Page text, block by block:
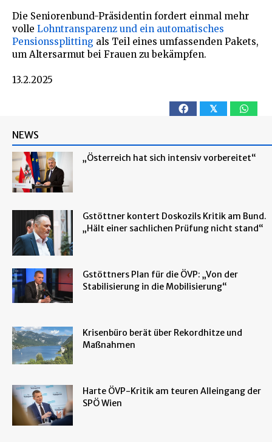
Die Seniorenbund-Präsidentin fordert einmal mehr
volle Lohntransparenz und ein automatisches
Pensionssplitting als Teil eines umfassenden Pakets,
um Altersarmut bei Frauen zu bekämpfen.
13.2.2025
𝕏
NEWS
„Österreich hat sich intensiv vorbereitet“
Gstöttner kontert Doskozils Kritik am Bund.
„Hält einer sachlichen Prüfung nicht stand“
Gstöttners Plan für die ÖVP: „Von der
Stabilisierung in die Mobilisierung“
Krisenbüro berät über Rekordhitze und
Maßnahmen
Harte ÖVP-Kritik am teuren Alleingang der
SPÖ Wien